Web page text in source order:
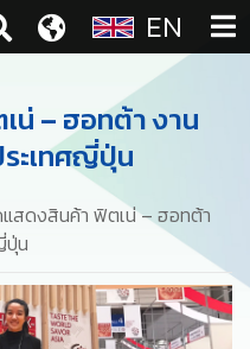
EN
น่ – ฮอทต้า งาน
ะเทศญี่ปุ่น
แสดงสินค้า ฟิตเน่ – ฮอทต้า
ปุ่น